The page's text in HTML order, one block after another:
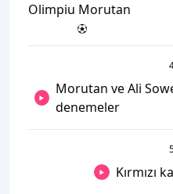
Olimpiu Morutan
Morutan ve Ali
denemeler
Kırmızı